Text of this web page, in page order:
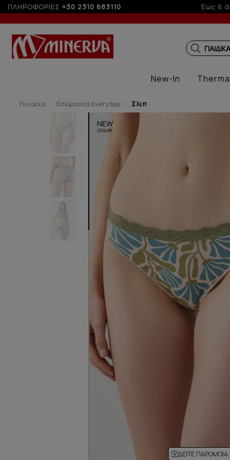
ΠΛΗΡΟΦΟΡΙΕΣ +30 2310 683110
Γ
New-In
Γυναίκα Εσώρουχα Everyday Σλιπ
NEW
COLOR
ΔΕΊΤΕ ΠΑΡΌΜΟΙΑ